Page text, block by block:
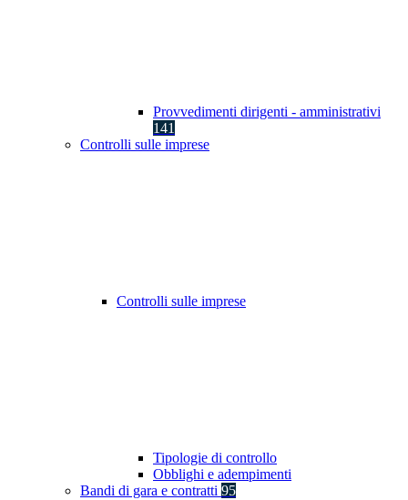
Provvedimenti dirigenti - amministrativi
141
Controlli sulle imprese
Controlli sulle imprese
Tipologie di controllo
Obblighi e adempimenti
Bandi di gara e contratti 95